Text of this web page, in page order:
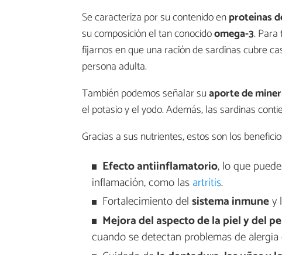
Se caracteriza por su contenido enproteínas
su composición el tan conocidoomega-3.
fijarnos en que una ración de sardinas cubre
persona adulta.
También podemos señalar suaporte de
el potasio y el yodo. Además, las sardinas
Gracias a sus nutrientes, estos son los
Efecto antiinflamatorio, lo que
inflamación, como lasartritis.
Fortalecimiento delsistema inmuney
Mejora del aspecto de la piel y del
cuando se detectan problemas de